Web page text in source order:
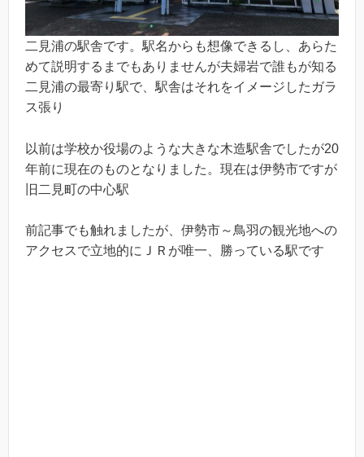
二見浦の駅舎です。駅名からも想像できるし、あらた
めて説明するまでもありませんが夫婦岩で誰もが知る
二見浦の最寄り駅で、駅舎はそれをイメージしたガラ
ス張り
以前は学校か役場のような大きな木造駅舎でしたが20
年前に現在のものとなりました。現在は伊勢市ですが
旧二見町の中心駅
前記事でも触れましたが、伊勢市～鳥羽の観光地への
アクセスで立地的にＪＲが唯一、勝っている駅です